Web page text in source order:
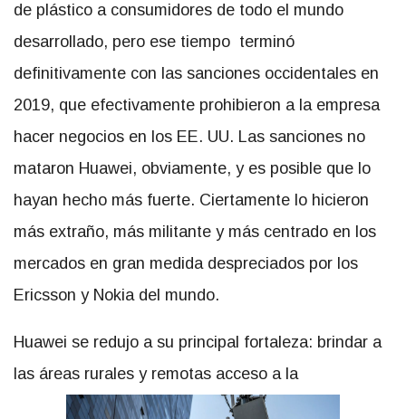
de plástico a consumidores de todo el mundo
desarrollado, pero ese tiempo terminó
definitivamente con las sanciones occidentales en
2019, que efectivamente prohibieron a la empresa
hacer negocios en los EE. UU. Las sanciones no
mataron Huawei, obviamente, y es posible que lo
hayan hecho más fuerte. Ciertamente lo hicieron
más extraño, más militante y más centrado en los
mercados en gran medida despreciados por los
Ericsson y Nokia del mundo.
Huawei se redujo a su principal fortaleza: brindar a
las áreas rurales y remotas acceso a la